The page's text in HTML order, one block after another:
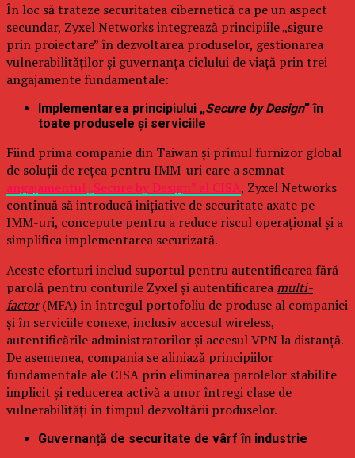
În loc să trateze securitatea cibernetică ca pe un aspect
secundar, Zyxel Networks integrează principiile „sigure
prin proiectare” în dezvoltarea produselor, gestionarea
vulnerabilităților și guvernanța ciclului de viață prin trei
angajamente fundamentale:
Implementarea principiului „Secure by Design” în
toate produsele și serviciile
Fiind prima companie din Taiwan și primul furnizor global
de soluții de rețea pentru IMM-uri care a semnat
angajamentul „Secure by Design” al CISA, Zyxel Networks
continuă să introducă inițiative de securitate axate pe
IMM-uri, concepute pentru a reduce riscul operațional și a
simplifica implementarea securizată.
Aceste eforturi includ suportul pentru autentificarea fără
parolă pentru conturile Zyxel și autentificareamulti-
factor(MFA) în întregul portofoliu de produse al companiei
și în serviciile conexe, inclusiv accesul wireless,
autentificările administratorilor și accesul VPN la distanță.
De asemenea, compania se aliniază principiilor
fundamentale ale CISA prin eliminarea parolelor stabilite
implicit și reducerea activă a unor întregi clase de
vulnerabilități în timpul dezvoltării produselor.
Guvernanță de securitate de vârf în industrie